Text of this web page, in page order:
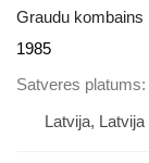
Graudu kombains
1985
Satveres platums
Latvija, Latvija